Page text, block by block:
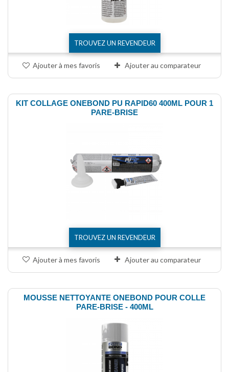
TROUVEZ UN REVENDEUR
Ajouter à mes favoris Ajouter au comparateur
KIT COLLAGE ONEBOND PU RAPID60 400ML POUR 1
PARE-BRISE
TROUVEZ UN REVENDEUR
Ajouter à mes favoris Ajouter au comparateur
MOUSSE NETTOYANTE ONEBOND POUR COLLE
PARE-BRISE - 400ML